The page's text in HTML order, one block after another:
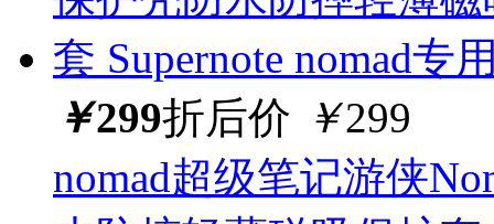
￥299折后价 ￥299
nomad超级笔记游侠